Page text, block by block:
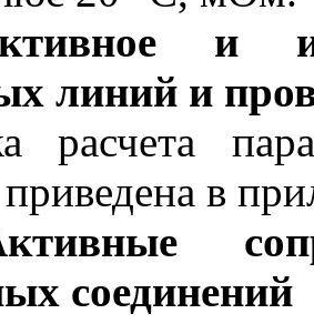
и
линий и
расчета
в
соединений